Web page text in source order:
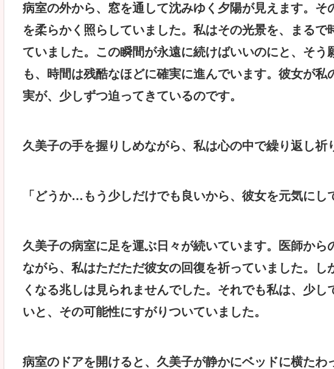
病室の外から、窓を通して沈みゆく夕陽が見えます。
を柔らかく照らしていました。私はその光景を、まる
ていました。この瞬間が永遠に続けばいいのにと、そ
も、時間は残酷なほどに確実に進んでいます。彼女が
実が、少しずつ迫ってきているのです。
久美子の手を握りしめながら、私は心の中で繰り返し祈
「どうか…もう少しだけでも良いから、彼女を元気にし
久美子の病室に足を運ぶ日々が続いています。医師か
ながら、私はただただ彼女の回復を祈っていました。
くなる兆しは見られませんでした。それでも私は、少
いと、その可能性にすがりついていました。
病室のドアを開けると、久美子が静かにベッドに横た